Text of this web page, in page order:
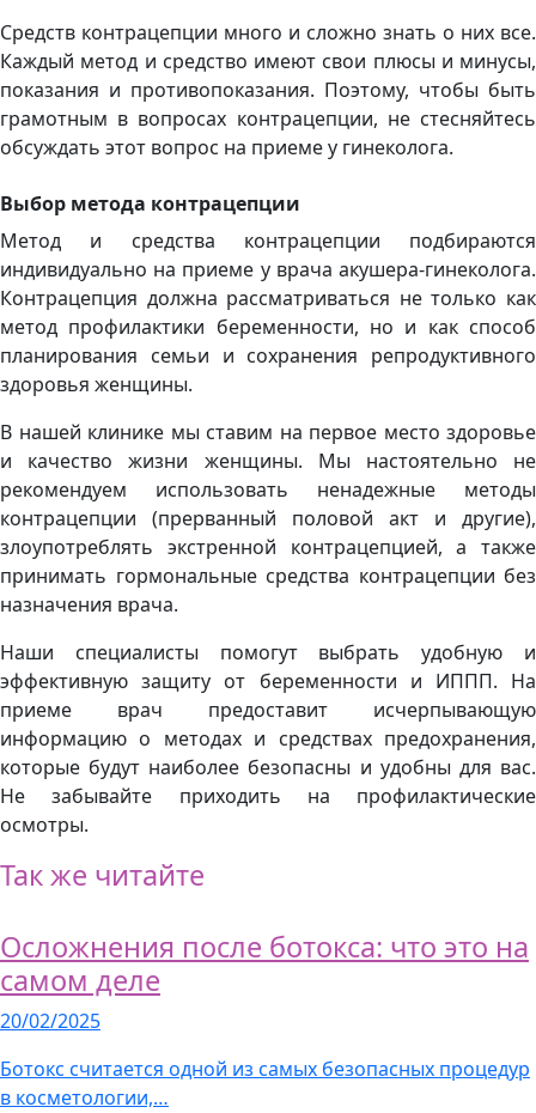
Средств контрацепции много и сложно знать о них все.
Каждый метод и средство имеют свои плюсы и минусы,
показания и противопоказания. Поэтому, чтобы быть
грамотным в вопросах контрацепции, не стесняйтесь
обсуждать этот вопрос на приеме у гинеколога.
Выбор метода контрацепции
Метод и средства контрацепции подбираются
индивидуально на приеме у врача акушера-гинеколога.
Контрацепция должна рассматриваться не только как
метод профилактики беременности, но и как способ
планирования семьи и сохранения репродуктивного
здоровья женщины.
В нашей клинике мы ставим на первое место здоровье
и качество жизни женщины. Мы настоятельно не
рекомендуем использовать ненадежные методы
контрацепции (прерванный половой акт и другие),
злоупотреблять экстренной контрацепцией, а также
принимать гормональные средства контрацепции без
назначения врача.
Наши специалисты помогут выбрать удобную и
эффективную защиту от беременности и ИППП. На
приеме врач предоставит исчерпывающую
информацию о методах и средствах предохранения,
которые будут наиболее безопасны и удобны для вас.
Не забывайте приходить на профилактические
осмотры.
Так же читайте
Осложнения после ботокса: что это на
самом деле
20/02/2025
Ботокс считается одной из самых безопасных процедур
в косметологии,…